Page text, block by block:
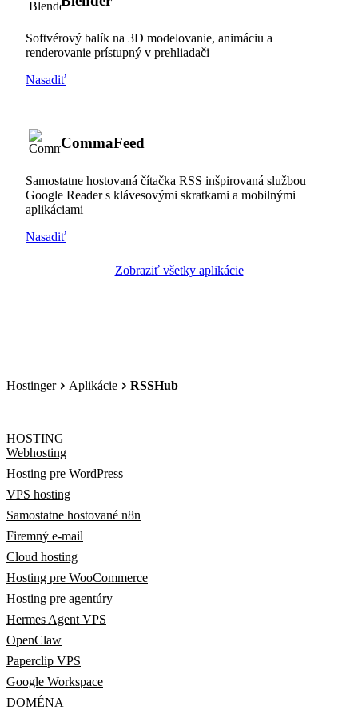
Softvérový balík na 3D modelovanie, animáciu a
renderovanie prístupný v prehliadači
Nasadiť
CommaFeed
Samostatne hostovaná čítačka RSS inšpirovaná službou
Google Reader s klávesovými skratkami a mobilnými
aplikáciami
Nasadiť
Zobraziť všetky aplikácie
Hostinger Aplikácie RSSHub
HOSTING
Webhosting
Hosting pre WordPress
VPS hosting
Samostatne hostované n8n
Firemný e-mail
Cloud hosting
Hosting pre WooCommerce
Hosting pre agentúry
Hermes Agent VPS
OpenClaw
Paperclip VPS
Google Workspace
DOMÉNA